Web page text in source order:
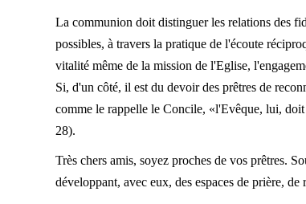
La communion doit distinguer les relations des
possibles, à travers la pratique de l'écoute
vitalité même de la mission de l'Eglise,
Si, d'un côté, il est du devoir des prêtres de
comme le rappelle le Concile, «l'Evêque, lui,
28).
Très chers amis, soyez proches de vos prêtres.
développant, avec eux, des espaces de prière,